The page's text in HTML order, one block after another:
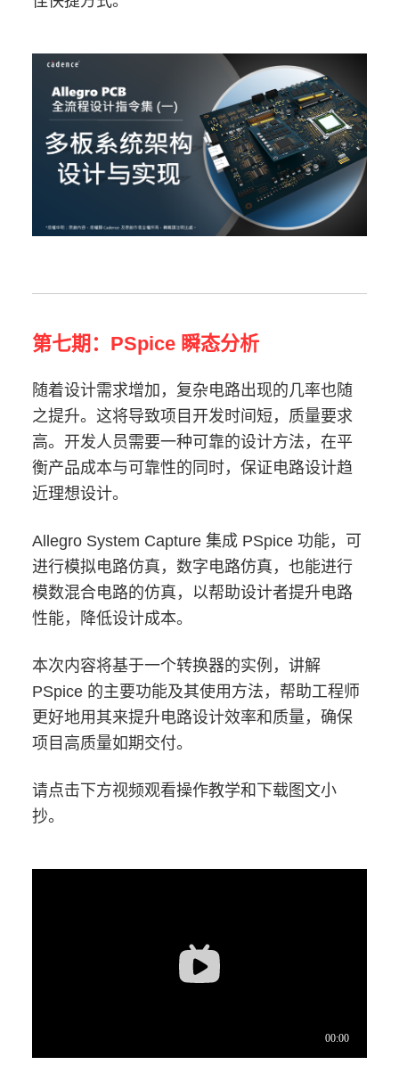
第七期：PSpice 瞬态分析
随着设计需求增加，复杂电路出现的几率也随
之提升。这将导致项目开发时间短，质量要求
高。开发人员需要一种可靠的设计方法，在平
衡产品成本与可靠性的同时，保证电路设计趋
近理想设计。
Allegro System Capture 集成 PSpice 功能，可
进行模拟电路仿真，数字电路仿真，也能进行
模数混合电路的仿真，以帮助设计者提升电路
性能，降低设计成本。
本次内容将基于一个转换器的实例，讲解
PSpice 的主要功能及其使用方法，帮助工程师
更好地用其来提升电路设计效率和质量，确保
项目高质量如期交付。
请点击下方视频观看操作教学和下载图文小
抄。